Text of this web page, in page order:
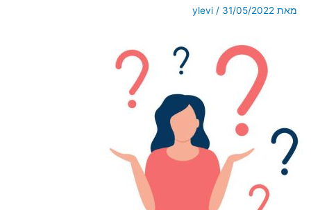
מאת ylevi / 31/05/2022